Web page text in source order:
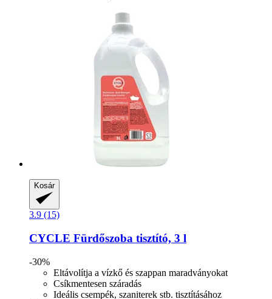
Kosár
3.9 (15)
CYCLE Fürdőszoba tisztító, 3 l
-30%
Eltávolítja a vízkő és szappan maradványokat
Csíkmentesen száradás
Ideális csempék, szaniterek stb. tisztításához